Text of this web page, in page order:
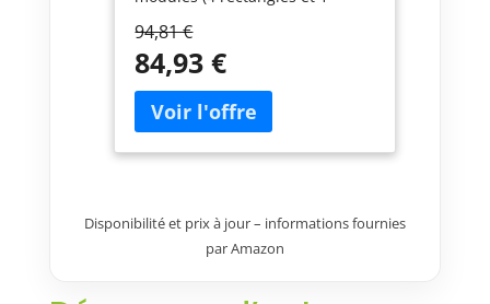
assembler en fonction de vos
besoins ou de vos objectifs de
plantation MATÉRIAU
RÉSISTANT : Contrairement au
bois, cette jardinière d'extérieur
est fabriquée en acier coloré
une installation en extérieur ou
en intérieur type serre, tunnel,
94,81 €
84,93 €
Disponibilité et prix à jour – informations fournies
par Amazon